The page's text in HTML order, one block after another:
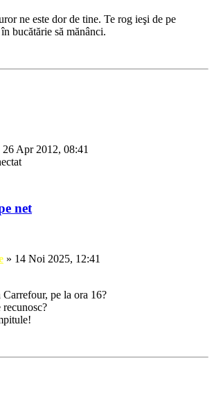
ne este dor de tine. Te rog ieşi de pe
bucătărie să mănânci.
26 Apr 2012, 08:41
net
» 14 Noi 2025, 12:41
pe la ora 16?